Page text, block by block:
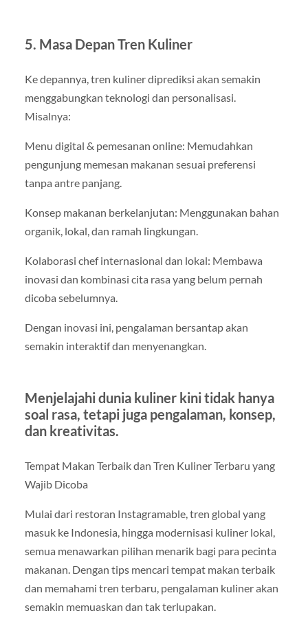
5. Masa Depan Tren Kuliner
Ke depannya, tren kuliner diprediksi akan semakin
menggabungkan teknologi dan personalisasi.
Misalnya:
Menu digital & pemesanan online: Memudahkan
pengunjung memesan makanan sesuai preferensi
tanpa antre panjang.
Konsep makanan berkelanjutan: Menggunakan bahan
organik, lokal, dan ramah lingkungan.
Kolaborasi chef internasional dan lokal: Membawa
inovasi dan kombinasi cita rasa yang belum pernah
dicoba sebelumnya.
Dengan inovasi ini, pengalaman bersantap akan
semakin interaktif dan menyenangkan.
Menjelajahi dunia kuliner kini tidak hanya
soal rasa, tetapi juga pengalaman, konsep,
dan kreativitas.
Tempat Makan Terbaik dan Tren Kuliner Terbaru yang
Wajib Dicoba
Mulai dari restoran Instagramable, tren global yang
masuk ke Indonesia, hingga modernisasi kuliner lokal,
semua menawarkan pilihan menarik bagi para pecinta
makanan. Dengan tips mencari tempat makan terbaik
dan memahami tren terbaru, pengalaman kuliner akan
semakin memuaskan dan tak terlupakan.